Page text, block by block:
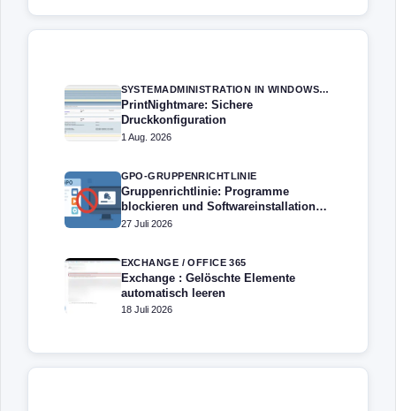
SYSTEMADMINISTRATION IN WINDOWS SERVER
PrintNightmare: Sichere
Druckkonfiguration
1 Aug. 2026
GPO-GRUPPENRICHTLINIE
Gruppenrichtlinie: Programme
blockieren und Softwareinstallation
verhindern – Softwarebeschränkung
27 Juli 2026
EXCHANGE / OFFICE 365
Exchange : Gelöschte Elemente
automatisch leeren
18 Juli 2026